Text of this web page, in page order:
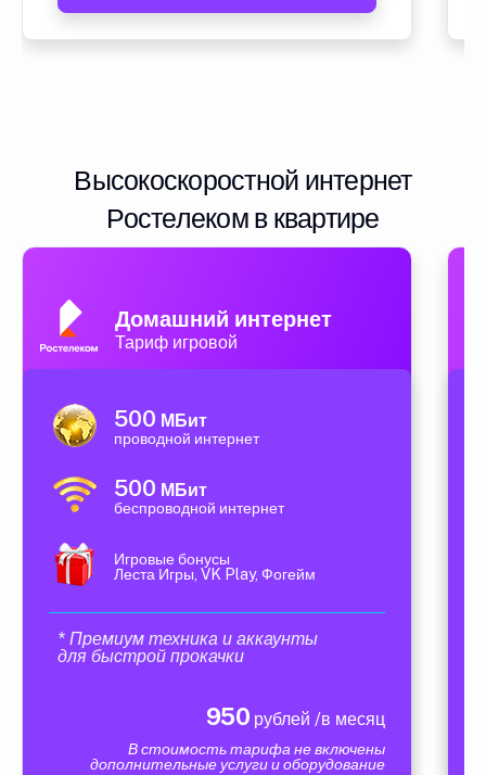
Высокоскоростной интернет
Ростелеком в квартире
Домашний интернет
Тариф игровой
500 МБит
проводной интернет
500 МБит
беспроводной интернет
Игровые бонусы
Леста Игры, VK Play, Фогейм
* Премиум техника и аккаунты
для быстрой прокачки
950 рублей /в месяц
В стоимость тарифа не включены
дополнительные услуги и оборудование